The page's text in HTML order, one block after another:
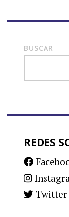
BUSCAR
REDES
Twitter